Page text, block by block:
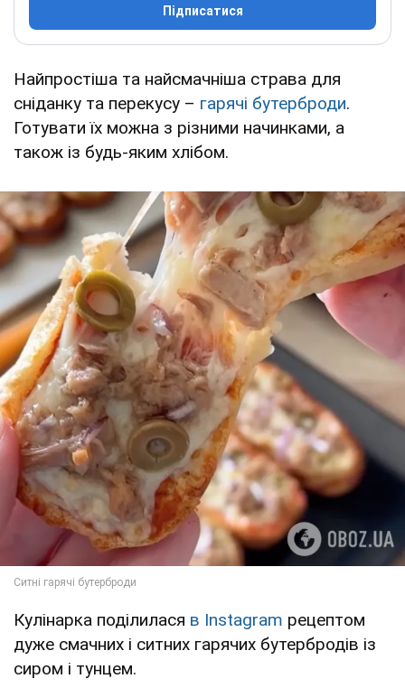
Підписатися
Найпростіша та найсмачніша страва для
сніданку та перекусу – гарячі бутерброди.
Готувати їх можна з різними начинками, а
також із будь-яким хлібом.
Кулінарка поділилася в Instagram рецептом
дуже смачних і ситних гарячих бутербродів із
сиром і тунцем.